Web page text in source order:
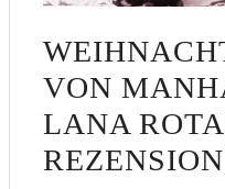
VON
LANA